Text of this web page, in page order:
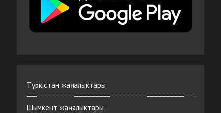
Түркістан жаңалыктары
Шымкент жаңалыктары